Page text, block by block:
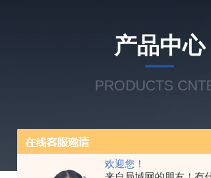
欢迎您！
产品中心
PRODUCTS